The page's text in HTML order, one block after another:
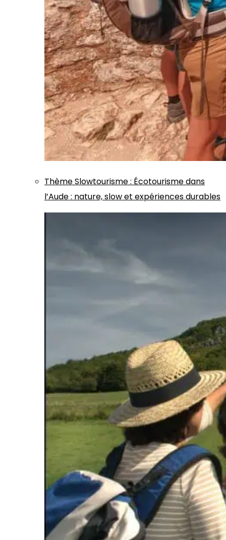
ThèmeSlowtourisme: Écotourisme dans
l’Aude : nature, slow et expériences durables